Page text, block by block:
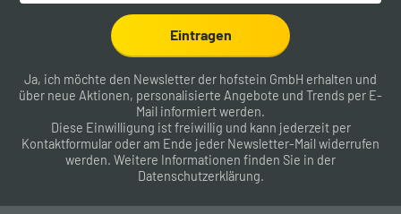
Eintragen
Ja, ich möchte den Newsletter der hofstein GmbH erhalten und
über neue Aktionen, personalisierte Angebote und Trends per E-
Mail informiert werden.
Diese Einwilligung ist freiwillig und kann jederzeit per
Kontaktformular oder am Ende jeder Newsletter-Mail widerrufen
werden. Weitere Informationen finden Sie in der
Datenschutzerklärung.